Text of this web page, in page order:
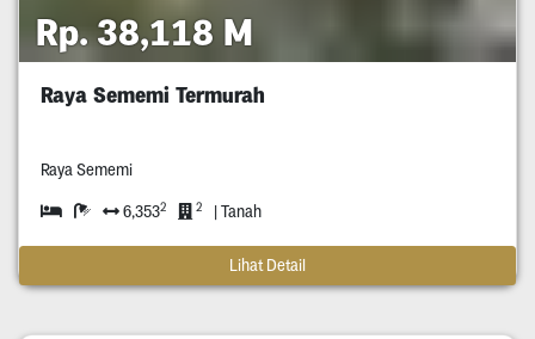
Rp. 38,118 M
Raya Sememi Termurah
Raya Sememi
6,3532 2 | Tanah
Lihat Detail